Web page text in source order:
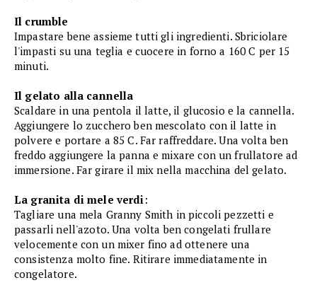
Il crumble
Impastare bene assieme tutti gli ingredienti. Sbriciolare
l'impasti su una teglia e cuocere in forno a 160 C per 15
minuti.
Il gelato alla cannella
Scaldare in una pentola il latte, il glucosio e la cannella.
Aggiungere lo zucchero ben mescolato con il latte in
polvere e portare a 85 C. Far raffreddare. Una volta ben
freddo aggiungere la panna e mixare con un frullatore ad
immersione. Far girare il mix nella macchina del gelato.
La granita di mele verdi:
Tagliare una mela Granny Smith in piccoli pezzetti e
passarli nell'azoto. Una volta ben congelati frullare
velocemente con un mixer fino ad ottenere una
consistenza molto fine. Ritirare immediatamente in
congelatore.